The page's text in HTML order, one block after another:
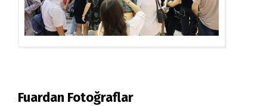
Fuardan Fotoğraflar